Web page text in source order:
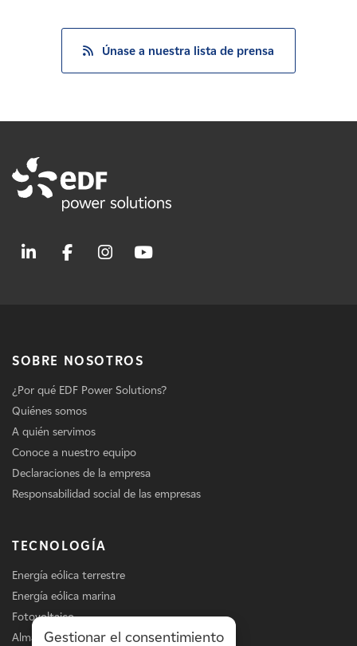
Únase a nuestra lista de prensa
SOBRE NOSOTROS
¿Por qué EDF Power Solutions?
Quiénes somos
A quién servimos
Conoce a nuestro equipo
Declaraciones de la empresa
Responsabilidad social de las empresas
TECNOLOGÍA
Energía eólica terrestre
Energía eólica marina
Fotovoltaico
Almacenamiento
Gestionar el consentimiento